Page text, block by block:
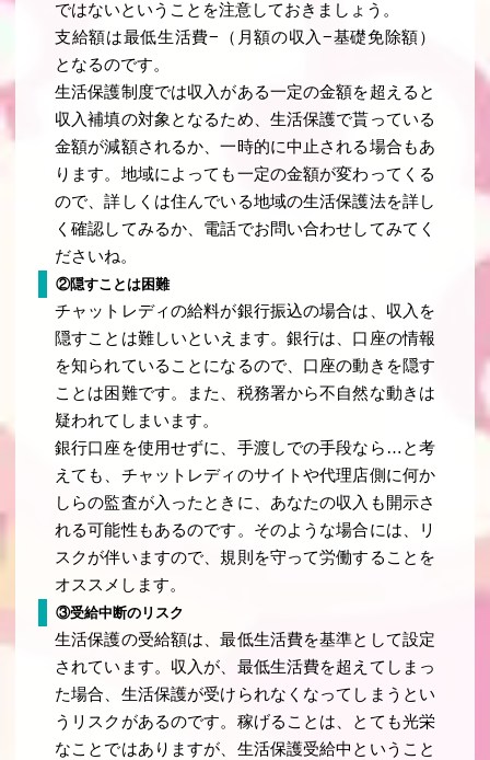
ではないということを注意しておきましょう。
支給額は最低生活費−（月額の収入−基礎免除額）
となるのです。
生活保護制度では収入がある一定の金額を超えると
収入補填の対象となるため、生活保護で貰っている
金額が減額されるか、一時的に中止される場合もあ
ります。地域によっても一定の金額が変わってくる
ので、詳しくは住んでいる地域の生活保護法を詳し
く確認してみるか、電話でお問い合わせしてみてく
ださいね。
②隠すことは困難
チャットレディの給料が銀行振込の場合は、収入を
隠すことは難しいといえます。銀行は、口座の情報
を知られていることになるので、口座の動きを隠す
ことは困難です。また、税務署から不自然な動きは
疑われてしまいます。
銀行口座を使用せずに、手渡しでの手段なら…と考
えても、チャットレディのサイトや代理店側に何か
しらの監査が入ったときに、あなたの収入も開示さ
れる可能性もあるのです。そのような場合には、リ
スクが伴いますので、規則を守って労働することを
オススメします。
③受給中断のリスク
生活保護の受給額は、最低生活費を基準として設定
されています。収入が、最低生活費を超えてしまっ
た場合、生活保護が受けられなくなってしまうとい
うリスクがあるのです。稼げることは、とても光栄
なことではありますが、生活保護受給中ということ